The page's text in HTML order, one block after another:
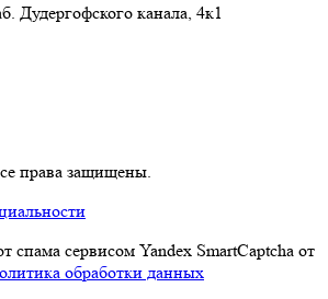
Дудергофского канала, 4к1
права защищены.
спама сервисом Yandex SmartCaptcha от
обработки данных